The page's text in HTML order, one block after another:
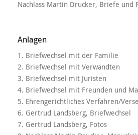
Nachlass Martin Drucker, Briefe und
Anlagen
1. Briefwechsel mit der Familie
2. Briefwechsel mit Verwandten
3. Briefwechsel mit Juristen
4. Briefwechsel mit Freunden und
5. Ehrengerichtliches Verfahren/
6. Gertrud Landsberg, Briefwechsel
7. Gertrud Landsberg, Fotos